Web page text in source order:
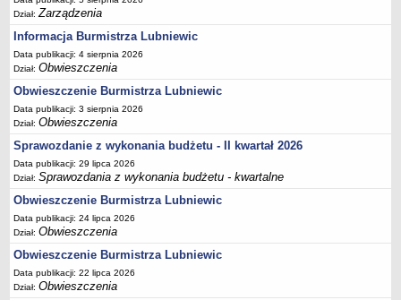
Apele
JEDNOSTKI ORGANIZACYJNE
Biblioteka - Centrum Kultury
Zespół Szkolno-Przedszkolny
Miejsko-Gminny Ośrodek Pomocy Społecznej
Zakład Gospodarki Komunalnej
Środowiskowy Dom Samopomocy
MAJĄTEK I FINANSE
Budżet Gminy
Majątek Gminy
Sprawozdania z wykonania budżetu - kwartalne
Umorzenia, odroczenia, raty
Dział:Zarządzenia
Informacja Burmistrza Lubniewic
Data publikacji: 4 sierpnia 2026
Dział:Obwieszczenia
Obwieszczenie Burmistrza Lubniewic
Data publikacji: 3 sierpnia 2026
Dział:Obwieszczenia
Sprawozdanie z wykonania budżetu - II kwartał 2026
Data publikacji: 29 lipca 2026
Dział:Sprawozdania z wykonania budżetu - kwartalne
Obwieszczenie Burmistrza Lubniewic
Data publikacji: 24 lipca 2026
Dział:Obwieszczenia
Obwieszczenie Burmistrza Lubniewic
Data publikacji: 22 lipca 2026
Dział:Obwieszczenia